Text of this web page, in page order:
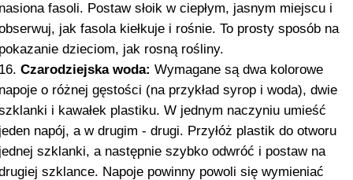
fasoli. Postaw słoik w ciepłym, jasnym miejscu i
jak fasola kiełkuje i rośnie. To prosty sposób na
dzieciom, jak rosną rośliny.
Czarodziejska woda: Wymagane są dwa kolorowe
o różnej gęstości (na przykład syrop i woda), dwie
i kawałek plastiku. W jednym naczyniu umieść
napój, a w drugim - drugi. Przyłóż plastik do otworu
szklanki, a następnie szybko odwróć i postaw na
szklance. Napoje powinny powoli się wymieniać